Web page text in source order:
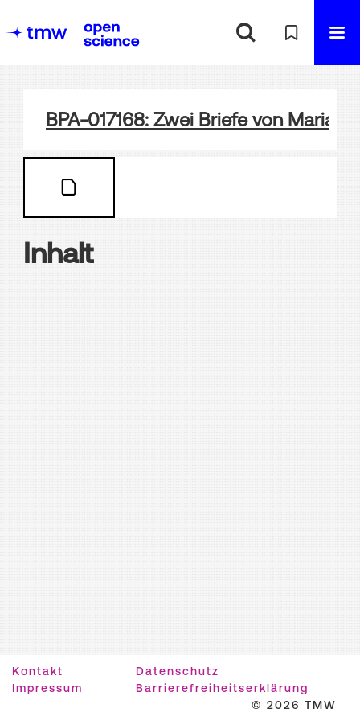
BPA-017168: Zwei Briefe von
Inhalt
Kontakt
Datenschutz
Impressum
Barrierefreiheitserklärung
© 2026 TMW